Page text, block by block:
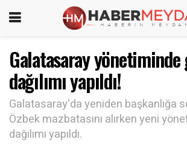
Galatasaray yönetiminde
dağılımı yapıldı!
Galatasaray'da yeniden başkanlığa
Özbek mazbatasını alırken yeni
dağılımı yapıldı.